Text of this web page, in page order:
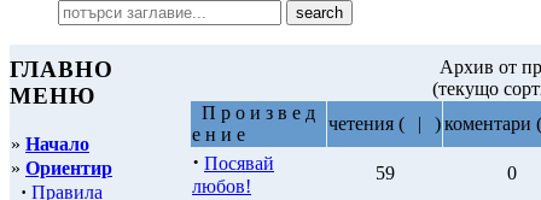
ГЛАВНО
МЕНЮ
» Начало
» Ориентир
· Правила
Архив от
(текущо
П р о и з в е д
е н и е
четения ( | )коментари (
· Посявай
любов!
59 0